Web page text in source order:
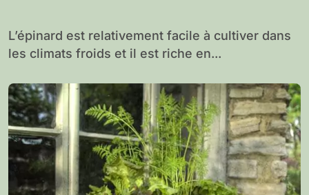
L’épinard est relativement facile à cultiver dans
les climats froids et il est riche en...